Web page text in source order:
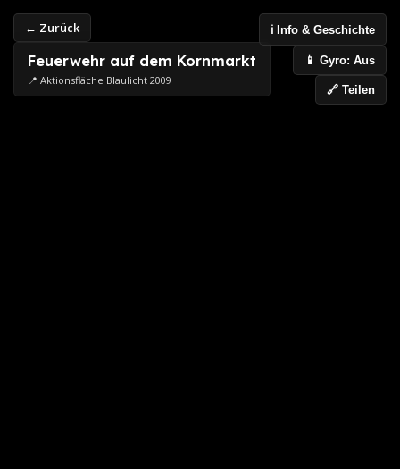
← Zurück
Feuerwehr auf dem Kornmarkt
📍 Aktionsfläche Blaulicht 2009
ℹ️ Info & Geschichte
📱 Gyro: Aus
🔗 Teilen